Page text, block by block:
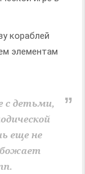
кораблей
элементам
с детьми,
еще не